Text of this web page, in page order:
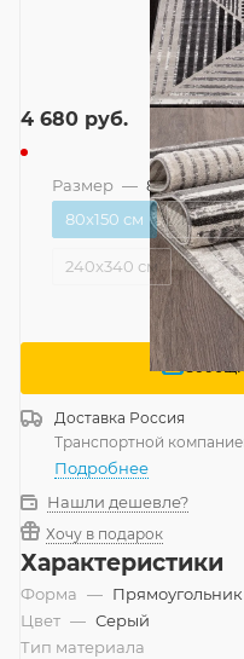
4 680 руб.
Размер — 80x150 см
80x150 см
240x340 см
Доставка Россия
Транспортной
Подробнее
Нашли дешевле?
Хочу в подарок
Характеристики
Форма — Прямоугольник
Цвет — Серый
Тип материала